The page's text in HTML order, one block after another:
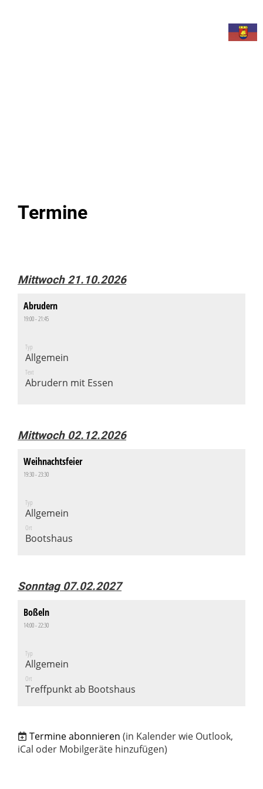
Termine
Mittwoch 21.10.2026
Abrudern
19:00 - 21:45
Typ
Allgemein
Text
Abrudern mit Essen
Mittwoch 02.12.2026
Weihnachtsfeier
19:30 - 23:30
Typ
Allgemein
Ort
Bootshaus
Sonntag 07.02.2027
Boßeln
14:00 - 22:30
Typ
Allgemein
Ort
Treffpunkt ab Bootshaus
Termine abonnieren (in Kalender wie Outlook,
iCal oder Mobilgeräte hinzufügen)